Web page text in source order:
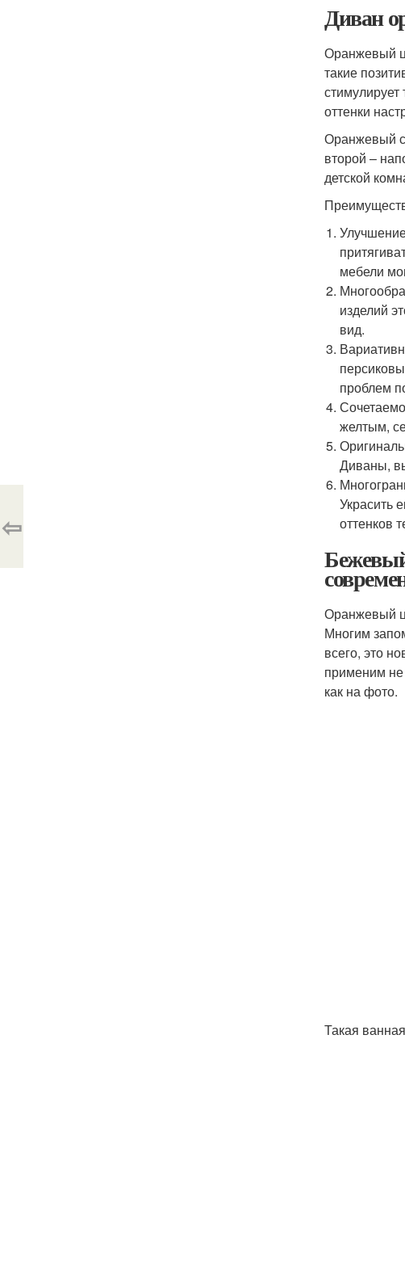
Диван
Оранжевый
такие
оттенки
Оранжевый
второй –
детской
мебели
изделий
вид.
проблем
желтым,
Диваны,
Украсить
оттенков
Оранжевый
Многим
всего, это
применим
как на фото.
Такая
⇦